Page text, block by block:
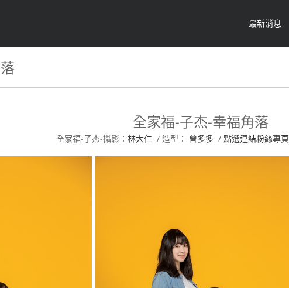
最新消息
全家福-子杰-幸福角落
全家福-子杰-攝影： 林大仁 / 造型： 曾多多 / 點選連結粉絲專頁